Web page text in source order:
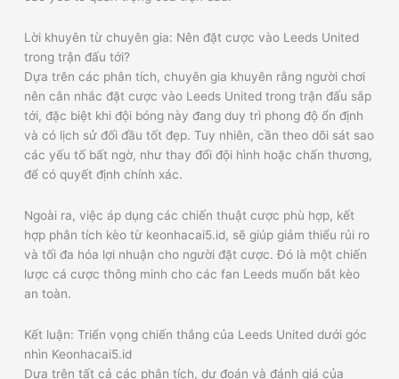
Lời khuyên từ chuyên gia: Nên đặt cược vào Leeds United
trong trận đấu tới?
Dựa trên các phân tích, chuyên gia khuyên rằng người chơi
nên cân nhắc đặt cược vào Leeds United trong trận đấu sắp
tới, đặc biệt khi đội bóng này đang duy trì phong độ ổn định
và có lịch sử đối đầu tốt đẹp. Tuy nhiên, cần theo dõi sát sao
các yếu tố bất ngờ, như thay đổi đội hình hoặc chấn thương,
để có quyết định chính xác.
Ngoài ra, việc áp dụng các chiến thuật cược phù hợp, kết
hợp phân tích kèo từ keonhacai5.id, sẽ giúp giảm thiểu rủi ro
và tối đa hóa lợi nhuận cho người đặt cược. Đó là một chiến
lược cá cược thông minh cho các fan Leeds muốn bắt kèo
an toàn.
Kết luận: Triển vọng chiến thắng của Leeds United dưới góc
nhìn Keonhacai5.id
Dựa trên tất cả các phân tích, dự đoán và đánh giá của